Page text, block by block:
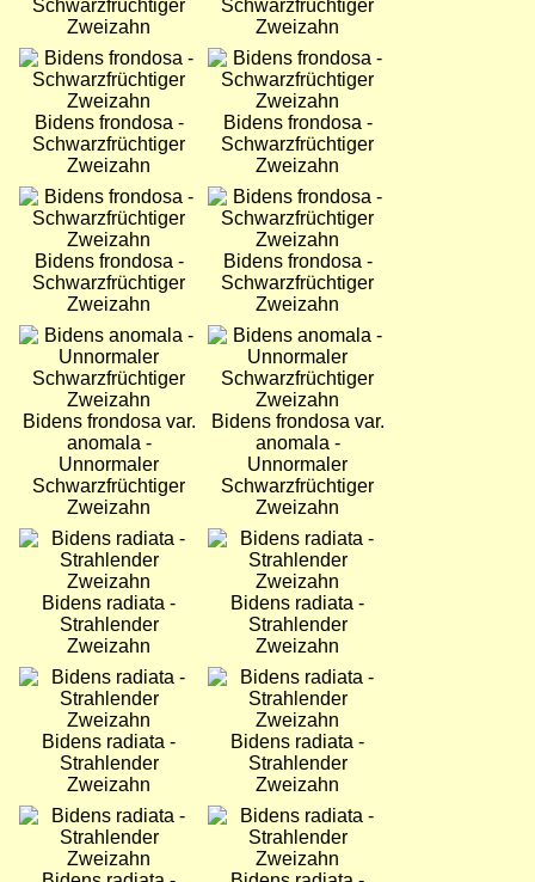
Schwarzfrüchtiger
Zweizahn
Schwarzfrüchtiger
Zweizahn
Bild
Bidens frondosa -
Schwarzfrüchtiger
Zweizahn
Bild
Bidens frondosa -
Schwarzfrüchtiger
Zweizahn
Bild
Bidens frondosa -
Schwarzfrüchtiger
Zweizahn
Bild
Bidens frondosa -
Schwarzfrüchtiger
Zweizahn
Bild
Bidens frondosa var.
anomala -
Unnormaler
Schwarzfrüchtiger
Zweizahn
Bild
Bidens frondosa var.
anomala -
Unnormaler
Schwarzfrüchtiger
Zweizahn
Bild
Bidens radiata -
Strahlender
Zweizahn
Bild
Bidens radiata -
Strahlender
Zweizahn
Bild
Bidens radiata -
Strahlender
Zweizahn
Bild
Bidens radiata -
Strahlender
Zweizahn
Bild
Bild